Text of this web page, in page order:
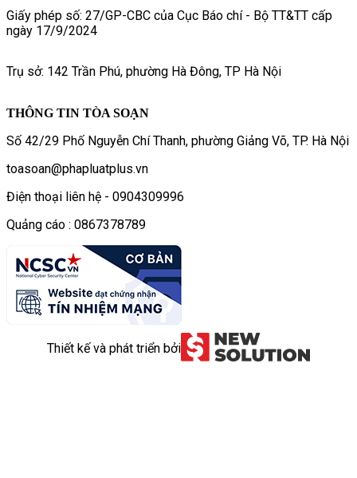
Giấy phép số: 27/GP-CBC của Cục Báo chí - Bộ TT&TT cấp
ngày 17/9/2024
Trụ sở: 142 Trần Phú, phường Hà Đông, TP Hà Nội
THÔNG TIN TÒA SOẠN
Số 42/29 Phố Nguyễn Chí Thanh, phường Giảng Võ, TP. Hà Nội
toasoan@phapluatplus.vn
Điện thoại liên hệ - 0904309996
Quảng cáo : 0867378789
Thiết kế và phát triển bởi